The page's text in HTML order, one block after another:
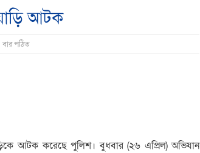
আটক
পঠিত
আটক করেছে পুলিশ। বুধবার (২৬ এপ্রিল) অভিযান